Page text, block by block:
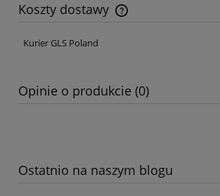
Koszty dostawy
Cena nie zawiera ewentualnych kosztów
Kurier GLS Poland
Opinie o produkcie (0)
Ostatnio na naszym blogu